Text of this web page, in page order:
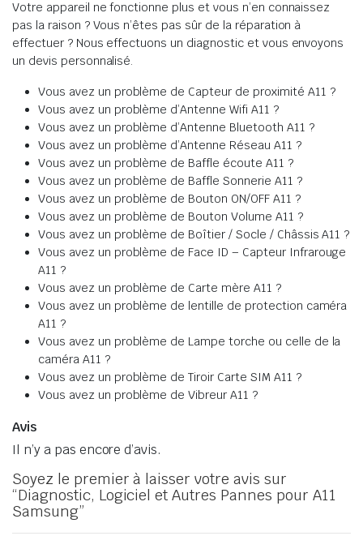
Votre appareil ne fonctionne plus et vous n’en connaissez
pas la raison ? Vous n’êtes pas sûr de la réparation à
effectuer ? Nous effectuons un diagnostic et vous envoyons
un devis personnalisé.
Vous avez un problème de Capteur de proximité A11 ?
Vous avez un problème d’Antenne Wifi A11 ?
Vous avez un problème d’Antenne Bluetooth A11 ?
Vous avez un problème d’Antenne Réseau A11 ?
Vous avez un problème de Baffle écoute A11 ?
Vous avez un problème de Baffle Sonnerie A11 ?
Vous avez un problème de Bouton ON/OFF A11 ?
Vous avez un problème de Bouton Volume A11 ?
Vous avez un problème de Boîtier / Socle / Châssis A11 ?
Vous avez un problème de Face ID – Capteur Infrarouge
A11 ?
Vous avez un problème de Carte mère A11 ?
Vous avez un problème de lentille de protection caméra
A11 ?
Vous avez un problème de Lampe torche ou celle de la
caméra A11 ?
Vous avez un problème de Tiroir Carte SIM A11 ?
Vous avez un problème de Vibreur A11 ?
Avis
Il n’y a pas encore d’avis.
Soyez le premier à laisser votre avis sur
“Diagnostic, Logiciel et Autres Pannes pour A11
Samsung”